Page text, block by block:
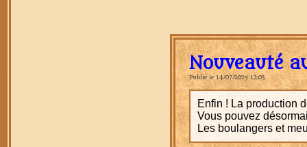
Nouveauté
Publié le 14/07/2025 12:03
Enfin ! La production
Vous pouvez
Les boulangers et